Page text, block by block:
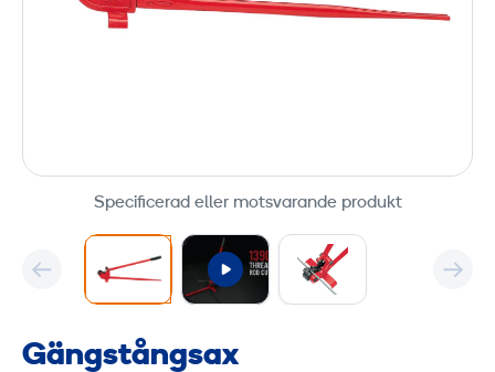
Specificerad eller motsvarande produkt
Gängstångsax